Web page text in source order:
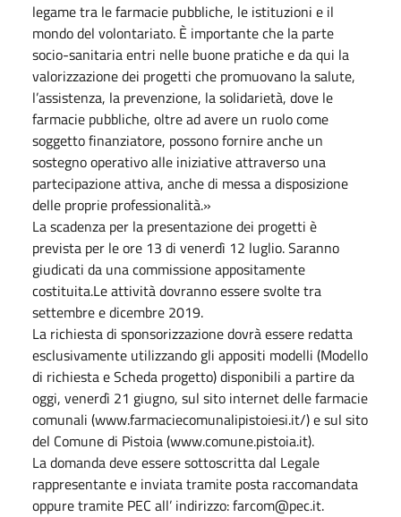
legame tra le farmacie pubbliche, le istituzioni e il
mondo del volontariato. È importante che la parte
socio-sanitaria entri nelle buone pratiche e da qui la
valorizzazione dei progetti che promuovano la salute,
l’assistenza, la prevenzione, la solidarietà, dove le
farmacie pubbliche, oltre ad avere un ruolo come
soggetto finanziatore, possono fornire anche un
sostegno operativo alle iniziative attraverso una
partecipazione attiva, anche di messa a disposizione
delle proprie professionalità.»
La scadenza per la presentazione dei progetti è
prevista per le ore 13 di venerdì 12 luglio. Saranno
giudicati da una commissione appositamente
costituita.Le attività dovranno essere svolte tra
settembre e dicembre 2019.
La richiesta di sponsorizzazione dovrà essere redatta
esclusivamente utilizzando gli appositi modelli (Modello
di richiesta e Scheda progetto) disponibili a partire da
oggi, venerdì 21 giugno, sul sito internet delle farmacie
comunali (www.farmaciecomunalipistoiesi.it/) e sul sito
del Comune di Pistoia (www.comune.pistoia.it).
La domanda deve essere sottoscritta dal Legale
rappresentante e inviata tramite posta raccomandata
oppure tramite PEC all’ indirizzo: farcom@pec.it.